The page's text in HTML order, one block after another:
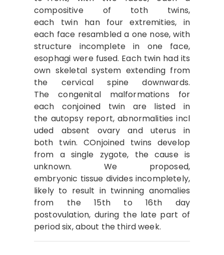
compositive of toth twins,
each twin han four extremities, in
each face resambled a one nose, with
structure incomplete in one face,
esophagi were fused. Each twin had its
own skeletal system extending from
the cervical spine downwards.
The congenital malformations for
each conjoined twin are listed in
the autopsy report, abnormalities incl
uded absent ovary and uterus in
both twin. COnjoined twins develop
from a single zygote, the cause is
unknown. We proposed,
embryonic tissue divides incompletely,
likely to result in twinning anomalies
from the 15th to 16th day
postovulation, during the late part of
period six, about the third week.